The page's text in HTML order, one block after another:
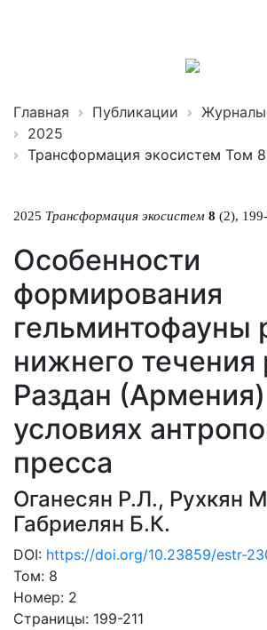
Главная Публикации Журналы
2025
Трансформация экосистем Том
2025 Трансформация экосистем 8 (2),
Особенности
формирования
гельминтофауны
нижнего течения
Раздан
условиях
пресса
Оганесян Р.Л., Рухкян
Габриелян Б.К.
DOI: https://doi.org/10.23859/estr-
Том: 8
Номер: 2
Страницы: 199-211